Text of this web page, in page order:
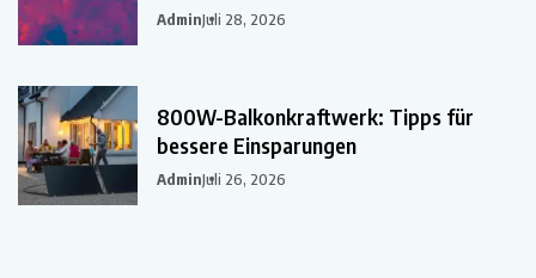
AdminJuli 28, 2026
800W-Balkonkraftwerk: Tipps für
bessere Einsparungen
AdminJuli 26, 2026